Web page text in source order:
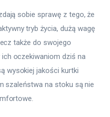
sobie sprawę z tego, że
tryb życia, dużą wagę
także do swojego
oczekiwaniom dziś na
wysokiej jakości kurtki
szaleństwa na stoku są nie